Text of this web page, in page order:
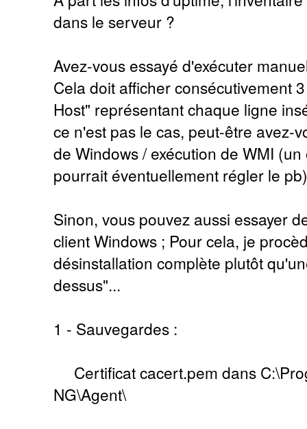
dans le serveur ?
Avez-vous essayé d'exécuter
Cela doit afficher consécutivement
Host" représentant chaque ligne
ce n'est pas le cas, peut-être avez-
de Windows / exécution de WMI
pourrait éventuellement régler le
Sinon, vous pouvez aussi essayer
client Windows ; Pour cela, je
désinstallation complète plutôt
dessus"...
1 - Sauvegardes :
Certificat cacert.pem dans
NG\Agent\